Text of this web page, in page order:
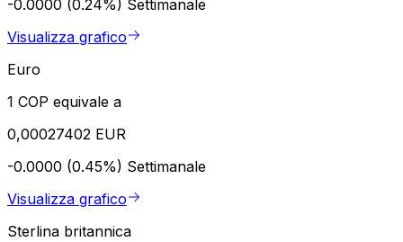
-0.0000 (0.24%) Settimanale
Visualizza grafico
Euro
1 COP equivale a
0,00027402 EUR
-0.0000 (0.45%) Settimanale
Visualizza grafico
Sterlina britannica